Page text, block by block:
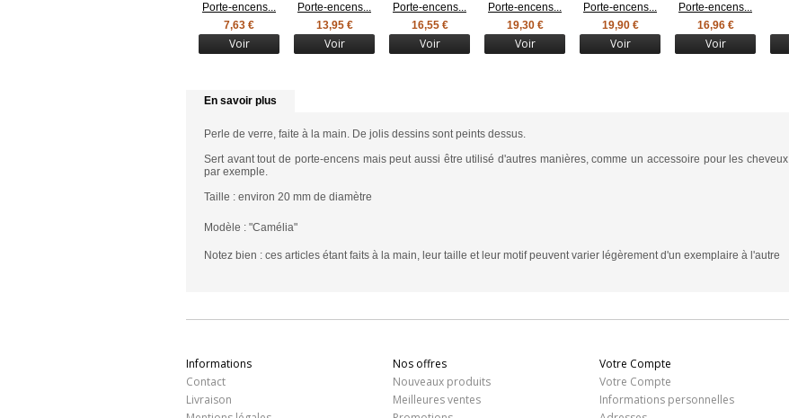
Porte-encens...
7,63 €
Voir
Porte-encens...
13,95 €
Voir
Porte-encens...
16,55 €
Voir
Porte-encens...
19,30 €
Voir
Porte-encens...
19,90 €
Voir
Porte-encens...
16,96 €
Voir
En savoir plus
Perle de verre, faite à la main. De jolis dessins sont peints dessus.
Sert avant tout de porte-encens mais peut aussi être utilisé d'autres manières, comme un accessoire pour les cheveux
par exemple.
Taille : environ 20 mm de diamètre
Modèle : "Camélia"
Notez bien : ces articles étant faits à la main, leur taille et leur motif peuvent varier légèrement d'un exemplaire à l'autre
Informations
Contact
Livraison
Nos offres
Nouveaux produits
Meilleures ventes
Votre Compte
Votre Compte
Informations personnelles